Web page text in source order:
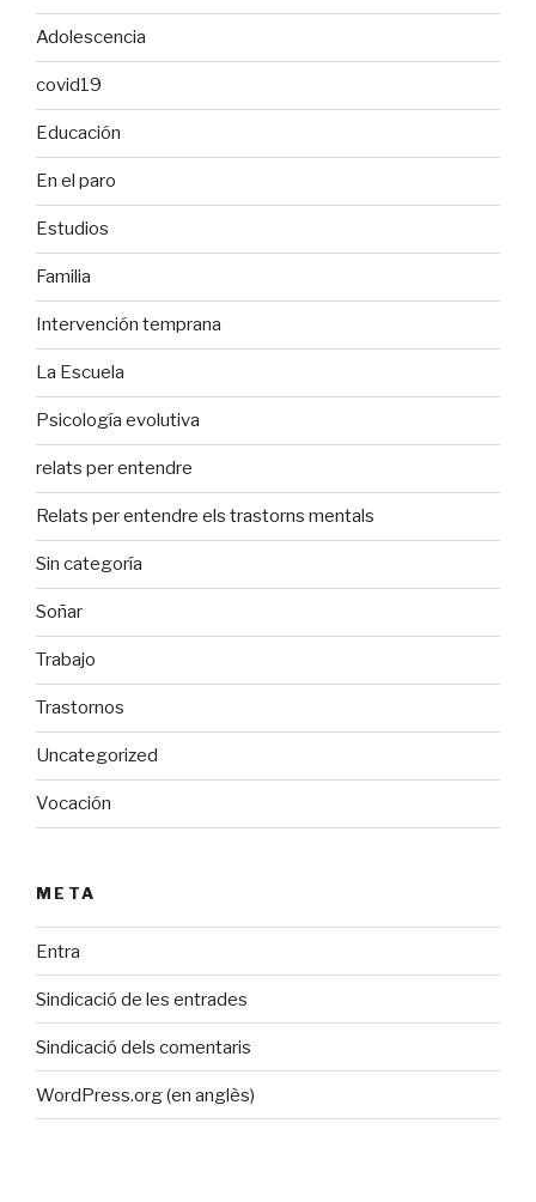
Adolescencia
covid19
Educación
En el paro
Estudios
Familia
Intervención temprana
La Escuela
Psicología evolutiva
relats per entendre
Relats per entendre els trastorns mentals
Sin categoría
Soñar
Trabajo
Trastornos
Uncategorized
Vocación
META
Entra
Sindicació de les entrades
Sindicació dels comentaris
WordPress.org (en anglès)